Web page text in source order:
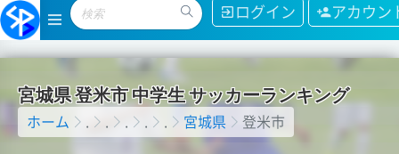
ログイン アカウン
宮城県登米市中学生サッカーランキング
ホーム 宮城県 登米市